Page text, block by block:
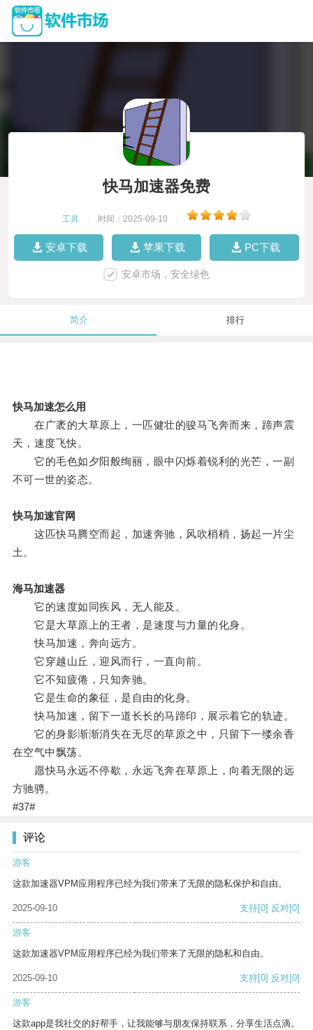
快马加速器免费
工具 时间：2025-09-10
安卓下载 苹果下载 PC下载
安卓市场，安全绿色
简介 排行
快马加速怎么用
在广袤的大草原上，一匹健壮的骏马飞奔而来，蹄声震
天，速度飞快。
它的毛色如夕阳般绚丽，眼中闪烁着锐利的光芒，一副
不可一世的姿态。
快马加速官网
这匹快马腾空而起，加速奔驰，风吹梢梢，扬起一片尘
土。
海马加速器
它的速度如同疾风，无人能及。
它是大草原上的王者，是速度与力量的化身。
快马加速，奔向远方。
它穿越山丘，迎风而行，一直向前。
它不知疲倦，只知奔驰。
它是生命的象征，是自由的化身。
快马加速，留下一道长长的马蹄印，展示着它的轨迹。
它的身影渐渐消失在无尽的草原之中，只留下一缕余香
在空气中飘荡。
愿快马永远不停歇，永远飞奔在草原上，向着无限的远
方驰骋。
#37#
评论
游客
这款加速器VPM应用程序已经为我们带来了无限的隐私保护和自由。
2025-09-10 支持[0] 反对[0]
游客
这款加速器VPM应用程序已经为我们带来了无限的隐私和自由。
2025-09-10 支持[0] 反对[0]
游客
这款app是我社交的好帮手，让我能够与朋友保持联系，分享生活点滴。